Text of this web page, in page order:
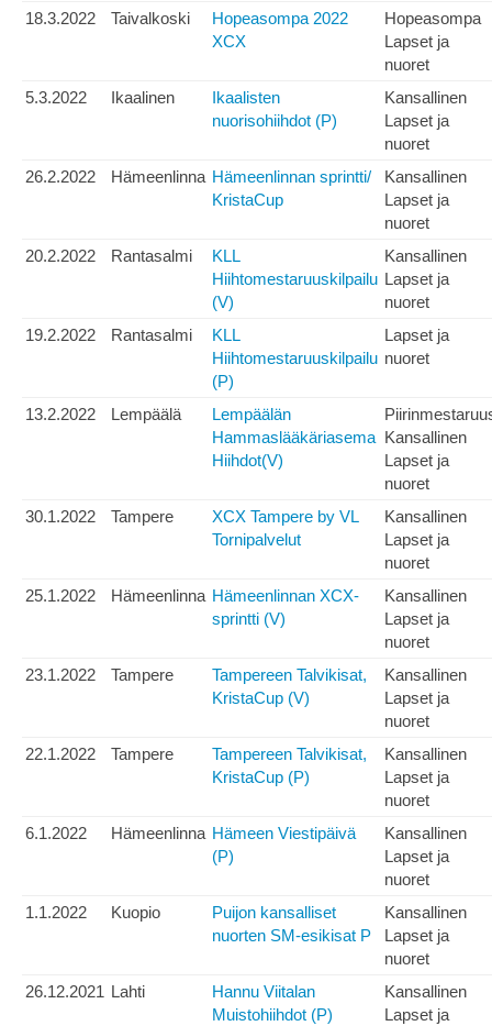
18.3.2022 Taivalkoski
Hopeasompa 2022
XCX
Hopeasompa
Lapset ja
nuoret
5.3.2022
Ikaalinen
Ikaalisten
nuorisohiihdot (P)
Kansallinen
Lapset ja
nuoret
26.2.2022
Hämeenlinna Hämeenlinnan sprintti/
KristaCup
Kansallinen
Lapset ja
nuoret
20.2.2022
Rantasalmi
KLL
Hiihtomestaruuskilpailu
(V)
Kansallinen
Lapset ja
nuoret
19.2.2022
Rantasalmi
KLL
Hiihtomestaruuskilpailu
(P)
Lapset ja
nuoret
13.2.2022 Lempäälä
Lempäälän
Hammaslääkäriasema
Hiihdot(V)
Kansallinen
Lapset ja
nuoret
30.1.2022
Tampere
XCX Tampere by VL
Tornipalvelut
Kansallinen
Lapset ja
nuoret
25.1.2022
Hämeenlinna Hämeenlinnan XCX-
sprintti (V)
Kansallinen
Lapset ja
nuoret
23.1.2022
Tampere
Tampereen Talvikisat,
KristaCup (V)
Kansallinen
Lapset ja
nuoret
22.1.2022
Tampere
Tampereen Talvikisat,
KristaCup (P)
Kansallinen
Lapset ja
nuoret
6.1.2022
Hämeenlinna Hämeen Viestipäivä
(P)
Kansallinen
Lapset ja
nuoret
1.1.2022
Kuopio
Puijon kansalliset
nuorten SM-esikisat P
Kansallinen
Lapset ja
nuoret
26.12.2021 Lahti
Hannu Viitalan
Muistohiihdot (P)
Kansallinen
Lapset ja